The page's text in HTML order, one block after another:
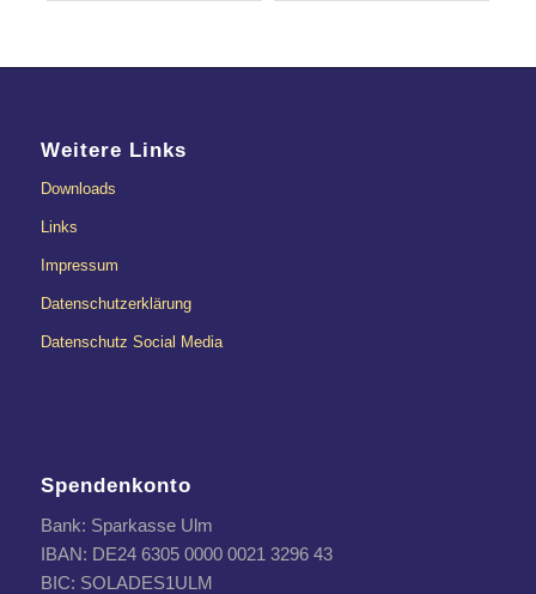
Weitere Links
Downloads
Links
Impressum
Datenschutzerklärung
Datenschutz Social Media
Spendenkonto
Bank: Sparkasse Ulm
IBAN: DE24 6305 0000 0021 3296 43
BIC: SOLADES1ULM